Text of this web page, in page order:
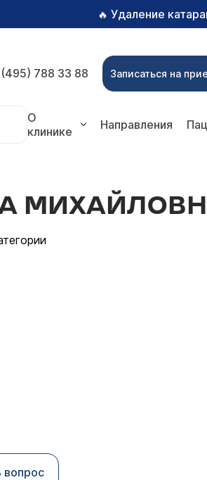
🔥 Удаление
788 33 88 Записаться на
О
клинике
Направления
вопрос